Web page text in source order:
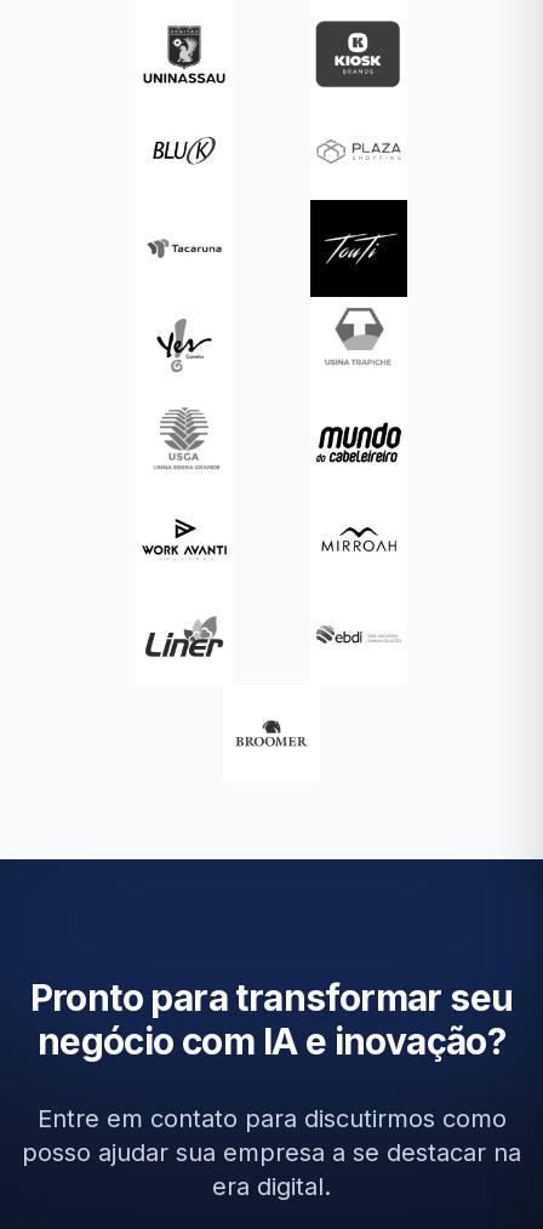
Pronto para transformar seu
negócio com IA e inovação?
Entre em contato para discutirmos como
posso ajudar sua empresa a se destacar na
era digital.